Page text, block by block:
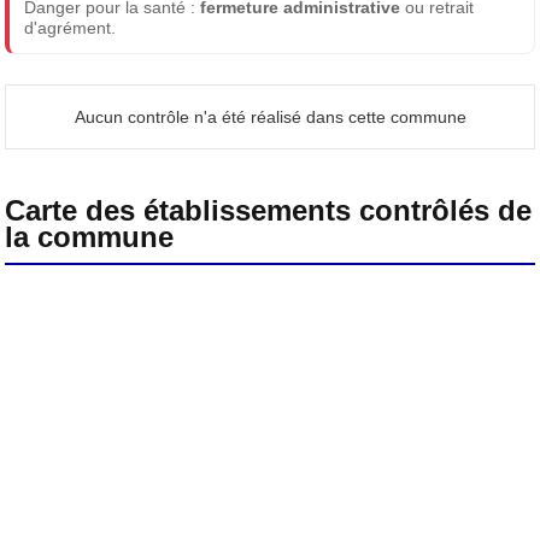
Danger pour la santé :fermeture administrative ou retrait
d'agrément.
Aucun contrôle n'a été réalisé dans cette commune
Carte des établissements contrôlés de
la commune